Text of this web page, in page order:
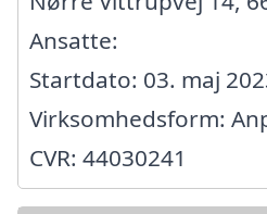
Ansatte:
Startdato: 03. maj
Virksomhedsform:
CVR: 44030241